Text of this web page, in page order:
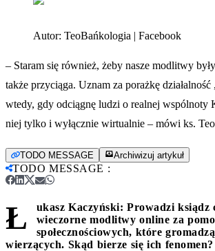
Autor: TeoBańkologia | Facebook
– Staram się również, żeby nasze modlitwy
także przyciąga. Uznam za porażkę
wtedy, gdy odciągnę ludzi o realnej wspólnoty
niej tylko i wyłącznie wirtualnie – mówi ks.
TODO MESSAGE Archiwizuj artykuł
TODO MESSAGE :
Ł
ukasz Kaczyński: Prowadzi ksiądz
wieczorne modlitwy online za
społecznościowych, które
wierzących. Skąd bierze się ich fenomen?